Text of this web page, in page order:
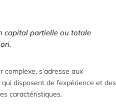
capital partielle ou totale
s’adresse aux
disposent de l’expérience et des
caractéristiques.